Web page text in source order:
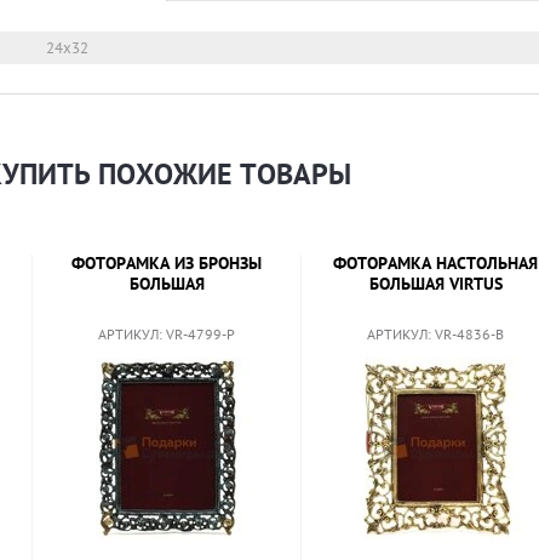
24х32
ПОХОЖИЕ ТОВАРЫ
ФОТОРАМКА ИЗ БРОНЗЫ
БОЛЬШАЯ
АРТИКУЛ: VR-4799-P
ФОТОРАМКА НАСТОЛЬНАЯ
БОЛЬШАЯ VIRTUS
АРТИКУЛ: VR-4836-B